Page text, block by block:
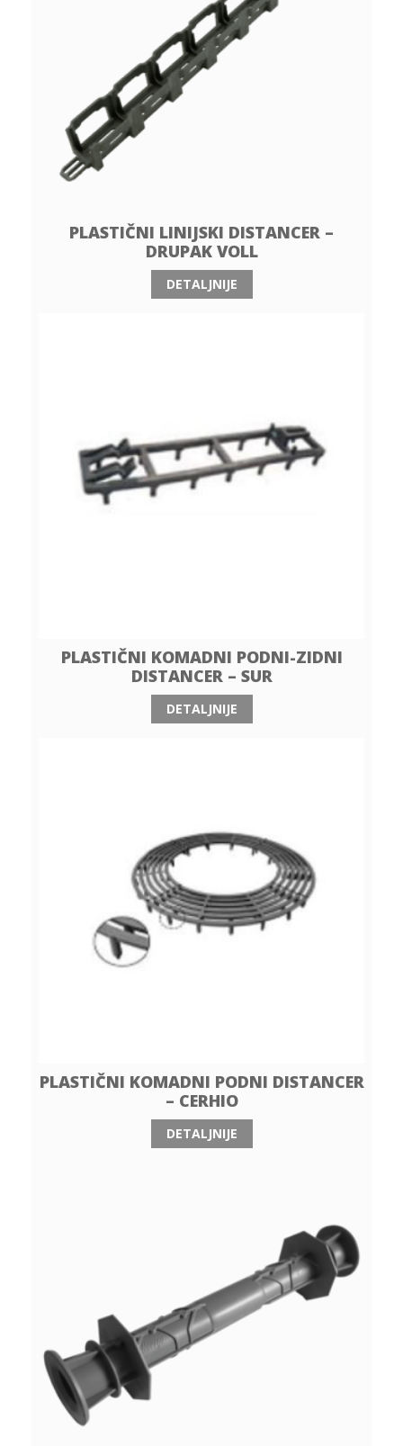
PLASTIČNI LINIJSKI DISTANCER –
DRUPAK VOLL
DETALJNIJE
PLASTIČNI KOMADNI PODNI-ZIDNI
DISTANCER – SUR
DETALJNIJE
PLASTIČNI KOMADNI PODNI DISTANCER
– CERHIO
DETALJNIJE